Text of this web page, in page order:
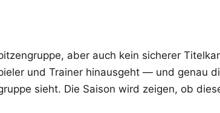
aber auch kein sicherer
und Trainer hinausgeht — und genau
sieht. Die Saison wird zeigen, ob